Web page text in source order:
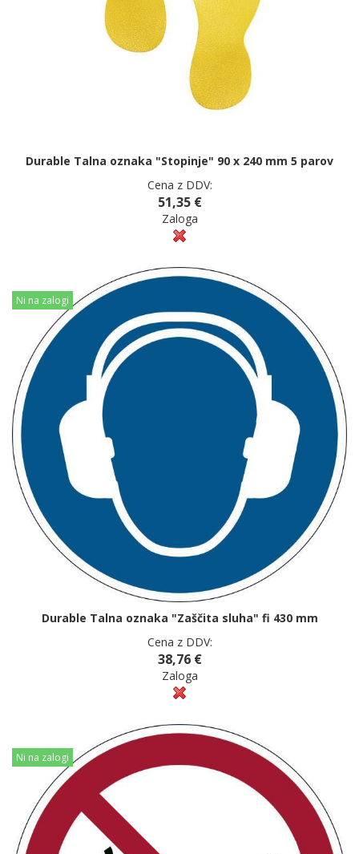
Durable Talna oznaka "Stopinje" 90 x 240 mm 5 parov
Cena z DDV:
51,35 €
Zaloga
Ni na zalogi
Durable Talna oznaka "Zaščita sluha" fi 430 mm
Cena z DDV:
38,76 €
Zaloga
Ni na zalogi